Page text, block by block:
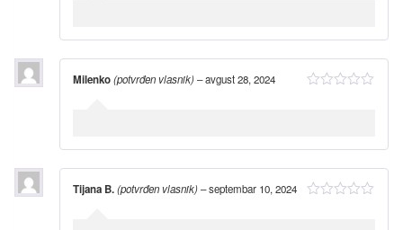
Milenko(potvrđen vlasnik)–avgust 28, 2024
Tijana B.(potvrđen vlasnik)–septembar 10, 2024